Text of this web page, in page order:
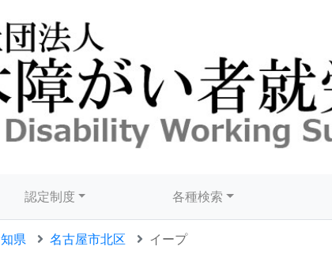
認定制度 各種検索
県 名古屋市北区 イープ